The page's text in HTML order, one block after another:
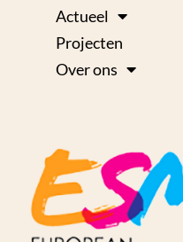
Actueel
Projecten
Over ons